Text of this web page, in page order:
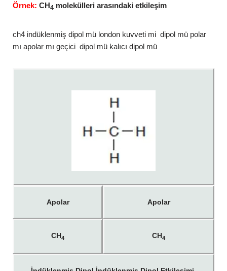
Örnek: CH4 molekülleri arasındaki etkileşim
ch4 indüklenmiş dipol mü london kuvveti mi dipol mü polar
mı apolar mı geçici dipol mü kalıcı dipol mü
Apolar Apolar
CH4 CH4